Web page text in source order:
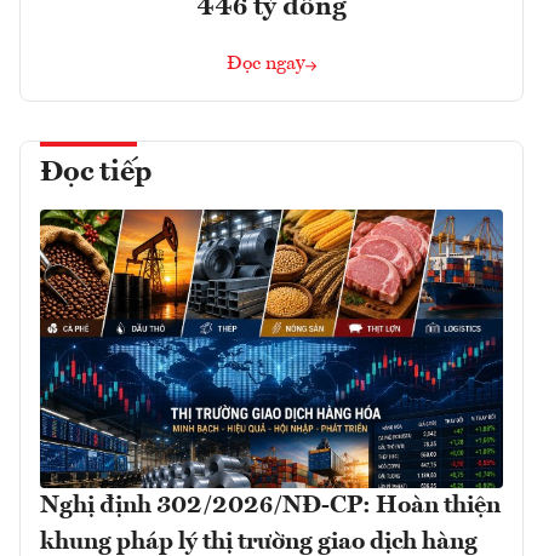
446 tỷ đồng
Đọc ngay
Đọc tiếp
Nghị định 302/2026/NĐ-CP: Hoàn thiện
khung pháp lý thị trường giao dịch hàng